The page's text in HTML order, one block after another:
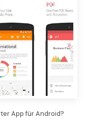
PDF-Tools
App für Android?